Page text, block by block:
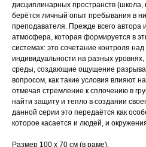
дисциплинарных пространств (школа,
берётся личный опыт пребывания в
преподавателя. Прежде всего автора
атмосфера, которая формируется в
системах: это сочетание контроля
индивидуальности на разных
среды, создающие ощущение разрыва
вопросом, как такие условия влияют
отмечая стремление к сплочению в
найти защиту и тепло в создании
данной серии это передаётся как
которое касается и людей, и
Размер 100 x 70 см (в раме).